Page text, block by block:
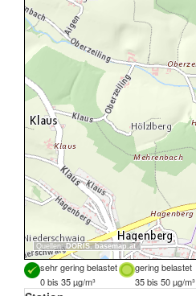
Quellen: DORIS,basemap.at
sehr gering belastet gering belastet
0 bis 35 µg/m³
35 bis 50 µg/m³